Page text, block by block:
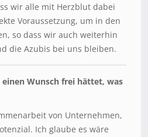
wir alle mit Herzblut dabei
Voraussetzung, um in den
so dass wir auch weiterhin
die Azubis bei uns bleiben.
Wunsch frei hättet, was
von Unternehmen,
Ich glaube es wäre